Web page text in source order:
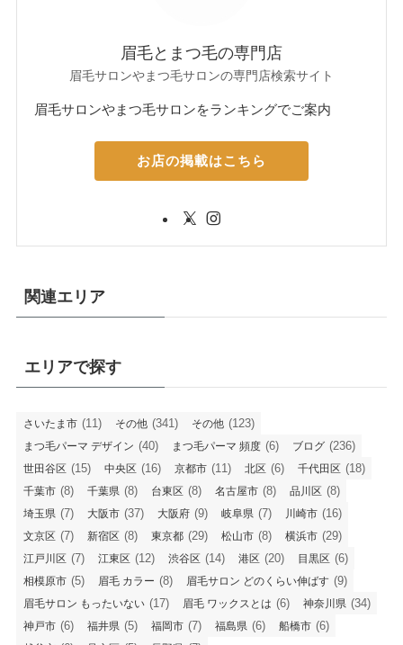
眉毛とまつ毛の専門店
眉毛サロンやまつ毛サロンの専門店検索サイト
眉毛サロンやまつ毛サロンをランキングでご案内
お店の掲載はこちら
関連エリア
エリアで探す
さいたま市 (11) その他 (341) その他 (123)
まつ毛パーマ デザイン (40) まつ毛パーマ 頻度 (6) ブログ (236)
世田谷区 (15) 中央区 (16) 京都市 (11) 北区 (6) 千代田区 (18)
千葉市 (8) 千葉県 (8) 台東区 (8) 名古屋市 (8) 品川区 (8)
埼玉県 (7) 大阪市 (37) 大阪府 (9) 岐阜県 (7) 川崎市 (16)
文京区 (7) 新宿区 (8) 東京都 (29) 松山市 (8) 横浜市 (29)
江戸川区 (7) 江東区 (12) 渋谷区 (14) 港区 (20) 目黒区 (6)
相模原市 (5) 眉毛 カラー (8) 眉毛サロン どのくらい伸ばす (9)
眉毛サロン もったいない (17) 眉毛 ワックスとは (6) 神奈川県 (34)
神戸市 (6) 福井県 (5) 福岡市 (7) 福島県 (6) 船橋市 (6)